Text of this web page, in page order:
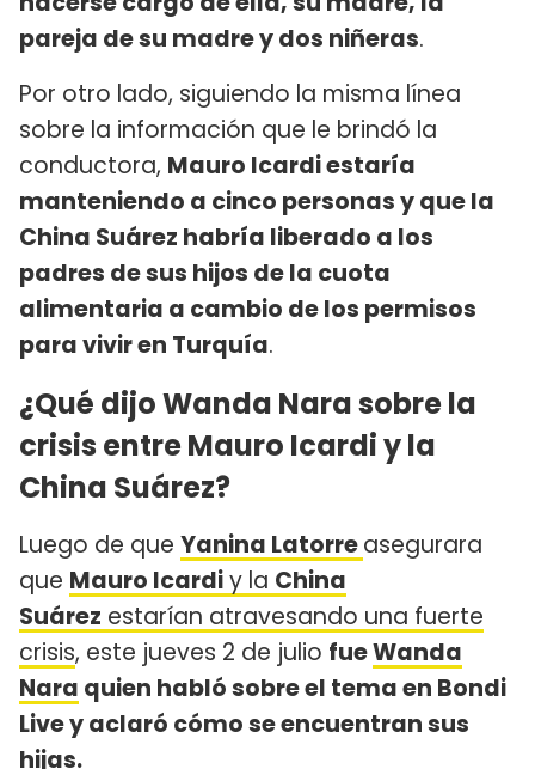
pareja de su madre y dos niñeras.
Por otro lado, siguiendo la misma línea
sobre la información que le brindó la
conductora, Mauro Icardi estaría
manteniendo a cinco personas y que la
China Suárez habría liberado a los
padres de sus hijos de la cuota
alimentaria a cambio de los permisos
para vivir en Turquía.
¿Qué dijo Wanda Nara sobre la
crisis entre Mauro Icardi y la
China Suárez?
Luego de que Yanina Latorreasegurara
que Mauro Icardiy la China
Suárez estarían atravesando una fuerte
crisis, este jueves 2 de julio fueWanda
Nara quien habló sobre el tema en Bondi
Live y aclaró cómo se encuentran sus
hijas.